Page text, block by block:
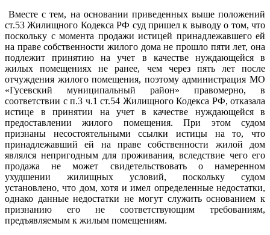
Вместе с тем, на основании приведенных выше положений
ст.53 Жилищного Кодекса РФ суд пришел к выводу о том, что
поскольку с момента продажи истицей принадлежавшего ей
на праве собственности жилого дома не прошло пяти лет, она
подлежит принятию на учет в качестве нуждающейся в
жилых помещениях не ранее, чем через пять лет после
отчуждения жилого помещения, поэтому администрация МО
«Гусевский муниципальный район» правомерно, в
соответствии с п.3 ч.1 ст.54 Жилищного Кодекса РФ, отказала
истице в принятии на учет в качестве нуждающейся в
предоставлении жилого помещения. При этом судом
признаны несостоятельными ссылки истицы на то, что
принадлежавший ей на праве собственности жилой дом
являлся непригодным для проживания, вследствие чего его
продажа не может свидетельствовать о намеренном
ухудшении жилищных условий, поскольку судом
установлено, что дом, хотя и имел определенные недостатки,
однако данные недостатки не могут служить основанием к
признанию его не соответствующим требованиям,
предъявляемым к жилым помещениям.